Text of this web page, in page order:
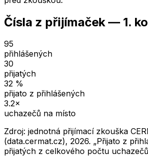
Čísla z přijímaček — 1.
95
přihlášených
30
přijatých
32 %
přijato z přihlášených
3.2×
uchazečů na místo
Zdroj: jednotná přijímací zkouška
(data.cermat.cz), 2026. „Přijato z
přijatých z celkového počtu